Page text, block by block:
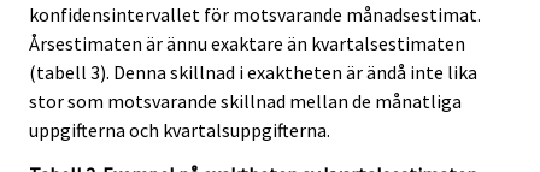
konfidensintervallet för motsvarande månadsestimat.
Årsestimaten är ännu exaktare än kvartalsestimaten
(tabell 3). Denna skillnad i exaktheten är ändå inte lika
stor som motsvarande skillnad mellan de månatliga
uppgifterna och kvartalsuppgifterna.